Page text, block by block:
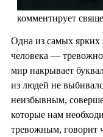
комментирует
Одна из самых ярких
человека —
мир накрывает
из людей не
неизбывным,
которые нам
тревожным, говорит